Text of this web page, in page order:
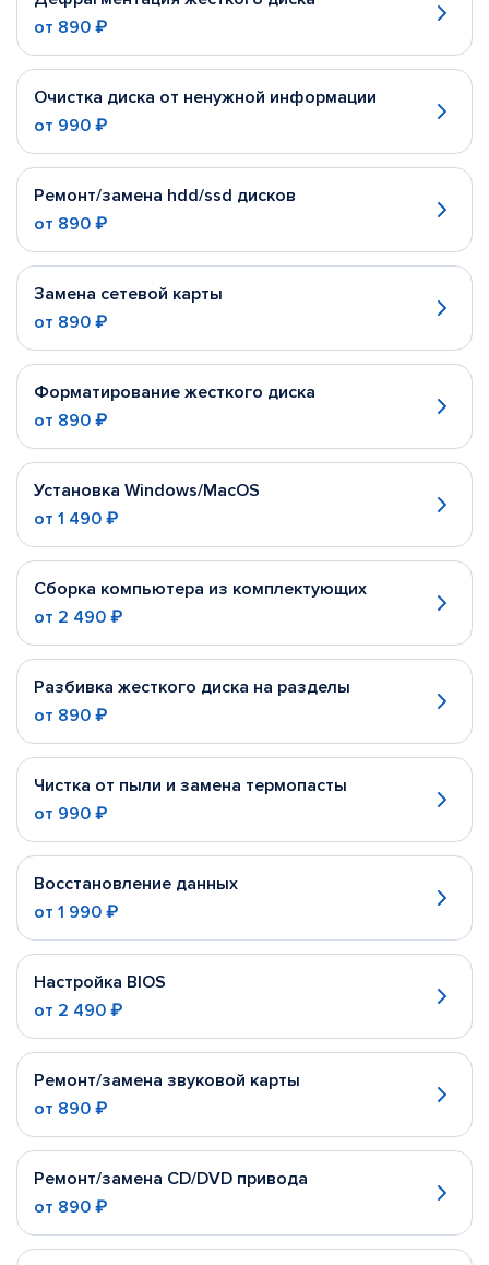
от 890 ₽
Очистка диска от ненужной информации
от 990 ₽
Ремонт/замена hdd/ssd дисков
от 890 ₽
Замена сетевой карты
от 890 ₽
Форматирование жесткого диска
от 890 ₽
Установка Windows/MacOS
от 1 490 ₽
Сборка компьютера из комплектующих
от 2 490 ₽
Разбивка жесткого диска на разделы
от 890 ₽
Чистка от пыли и замена термопасты
от 990 ₽
Восстановление данных
от 1 990 ₽
Настройка BIOS
от 2 490 ₽
Ремонт/замена звуковой карты
от 890 ₽
Ремонт/замена CD/DVD привода
от 890 ₽